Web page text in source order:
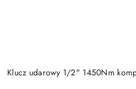
Klucz udarowy 1/2" 1450Nm